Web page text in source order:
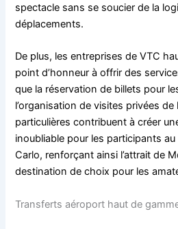
spectacle sans se soucier de la
déplacements.
De plus, les entreprises de VTC
point d’honneur à offrir des
que la réservation de billets pour
l’organisation de visites privées
particulières contribuent à créer
inoubliable pour les participants
Carlo, renforçant ainsi l’attrait de
destination de choix pour les
Transferts aéroport haut de